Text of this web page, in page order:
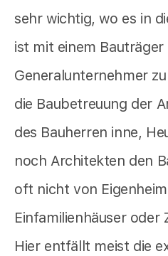
sehr wichtig, wo es in
ist mit einem Bauträger
Generalunternehmer
die Baubetreuung der
des Bauherren inne,
noch Architekten den
oft nicht von
Einfamilienhäuser oder
Hier entfällt meist die